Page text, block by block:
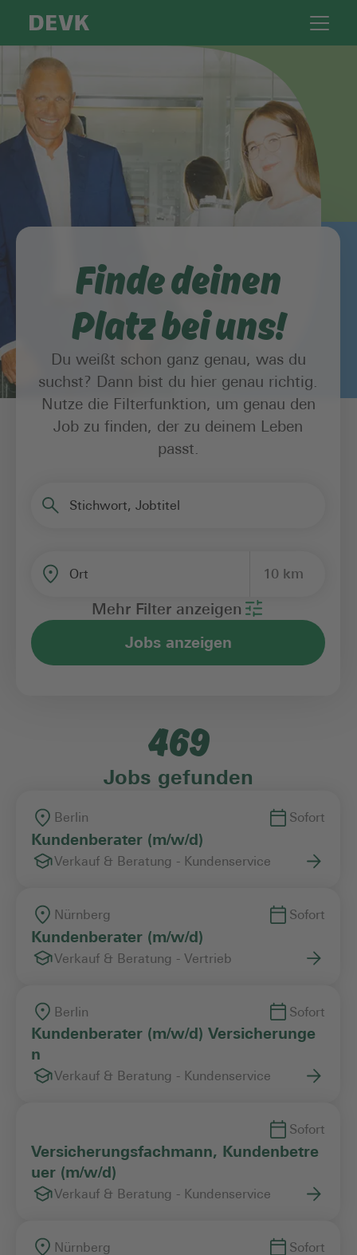
Finde deinen
Platz bei uns!
Du weißt schon ganz genau, was du
suchst? Dann bist du hier genau richtig.
Nutze die Filterfunktion, um genau den
Job zu finden, der zu deinem Leben
passt.
Stichwort, Jobtitel
Ort 10 km
Vertragsart
Mehr Filter anzeigen
Jobs anzeigen
469
Jobs gefunden
Berlin Sofort
Kundenberater (m/w/d)
Verkauf & Beratung - Kundenservice
Nürnberg Sofort
Kundenberater (m/w/d)
Verkauf & Beratung - Vertrieb
Berlin Sofort
Kundenberater (m/w/d) Versicherunge
n
Verkauf & Beratung - Kundenservice
Sofort
Versicherungsfachmann, Kundenbetre
uer (m/w/d)
Verkauf & Beratung - Kundenservice
Nürnberg Sofort